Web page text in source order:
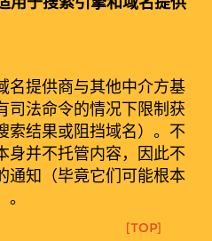
名提供商与其他中介方基
司法命令的情况下限制获
索结果或阻挡域名）。不
身并不托管内容，因此不
通知（毕竟它们可能根本
[TOP]